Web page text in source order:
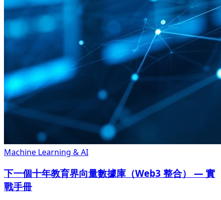
Machine Learning & AI
下一個十年教育界向量數據庫（Web3 整合） — 實
戰手冊